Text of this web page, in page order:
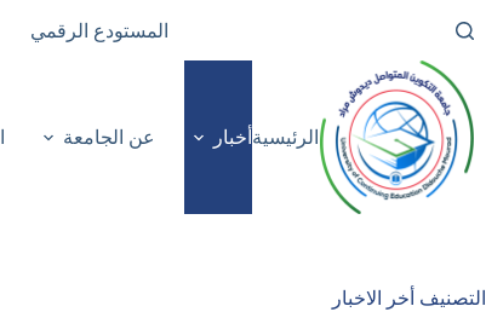
إلى
المحتوى
المستودع الرقمي
الرئيسية أخبار عن الجامعة
التصنيف أخر الاخبار